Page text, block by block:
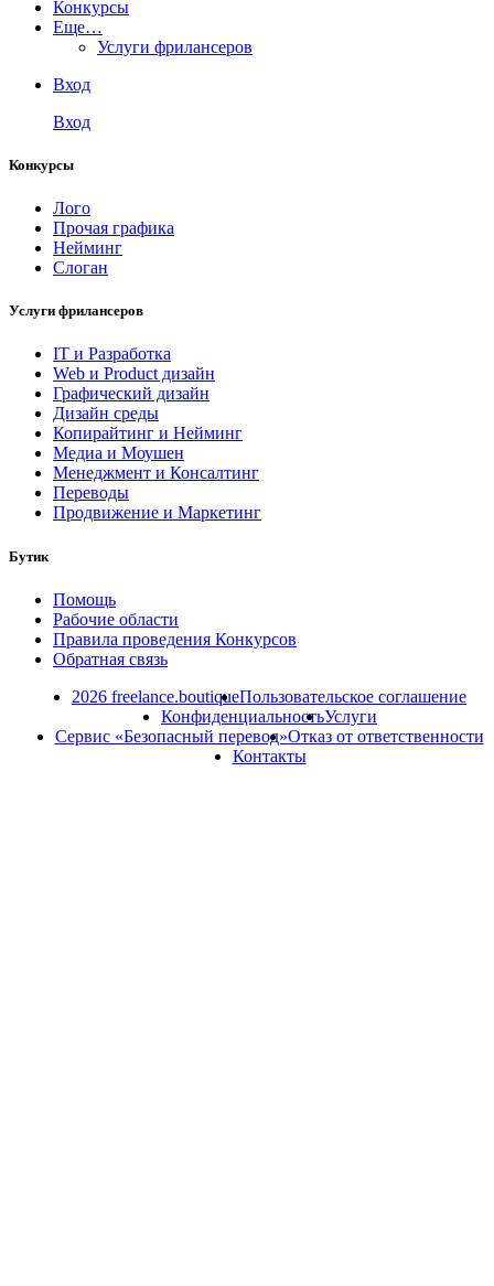
Конкурсы
Еще…
Услуги фрилансеров
Вход
Вход
Конкурсы
Лого
Прочая графика
Нейминг
Слоган
Услуги фрилансеров
IT и Разработка
Web и Product дизайн
Графический дизайн
Дизайн среды
Копирайтинг и Нейминг
Медиа и Моушен
Менеджмент и Консалтинг
Переводы
Продвижение и Маркетинг
Бутик
Помощь
Рабочие области
Правила проведения Конкурсов
Обратная связь
2026 freelance.boutiqueПользовательское соглашение
КонфиденциальностьУслуги
Сервис «Безопасный перевод»Отказ от ответственности
Контакты